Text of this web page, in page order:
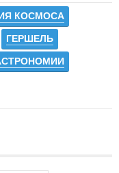
КОСМОСА
ГЕРШЕЛЬ